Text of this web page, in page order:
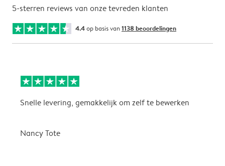
5-sterren reviews van onze tevreden klanten
4.4op basis van 1138 beoordelingen
Snelle levering, gemakkelijk om zelf te bewerken
Nancy Tote